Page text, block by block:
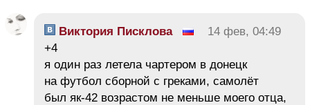
Виктория Писклова
14 фев, 04:49
+4
я один раз летела чартером в донецк
на футбол сборной с греками, самолёт
был як-42 возрастом не меньше моего отца,